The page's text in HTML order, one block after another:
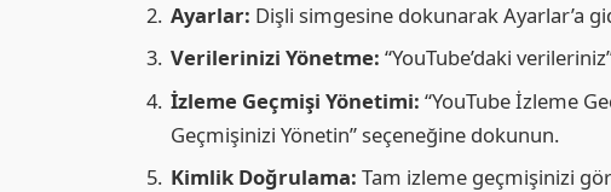
Ayarlar: Dişli simgesine dokunarak Ayarlar’a
Verilerinizi Yönetme: “YouTube’daki
İzleme Geçmişi Yönetimi: “YouTube İzleme
Geçmişinizi Yönetin” seçeneğine dokunun.
Kimlik Doğrulama: Tam izleme geçmişinizi